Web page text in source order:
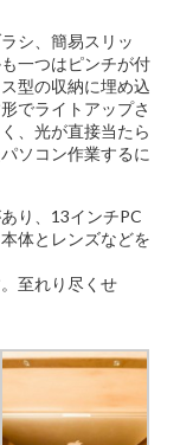
シ、簡易スリッ
一つはピンチが付
型の収納に埋め込
でライトアップさ
、光が直接当たら
ソコン作業するに
り、13インチPC
体とレンズなどを
至れり尽くせ